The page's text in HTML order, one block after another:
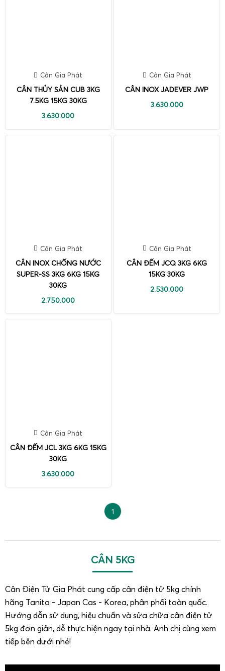
Cân Gia Phát
CÂN THỦY SẢN CUB 3KG
7.5KG 15KG 30KG
3.630.000
Cân Gia Phát
CÂN INOX JADEVER JWP
3.630.000
Cân Gia Phát
CÂN INOX CHỐNG NƯỚC
SUPER-SS 3KG 6KG 15KG
30KG
2.750.000
Cân Gia Phát
CÂN ĐẾM JCQ 3KG 6KG
15KG 30KG
2.530.000
Cân Gia Phát
CÂN ĐẾM JCL 3KG 6KG 15KG
30KG
3.630.000
1
CÂN 5KG
Cân Điện Tử Gia Phát cung cấp cân điện tử 5kg chính
hãng Tanita - Japan Cas - Korea, phân phối toàn quốc.
Hướng dẫn sử dụng, hiệu chuẩn và sửa chữa cân điện tử
5kg đơn giản, dễ thực hiện ngay tại nhà. Anh chị cùng xem
tiếp bên dưới nhé!